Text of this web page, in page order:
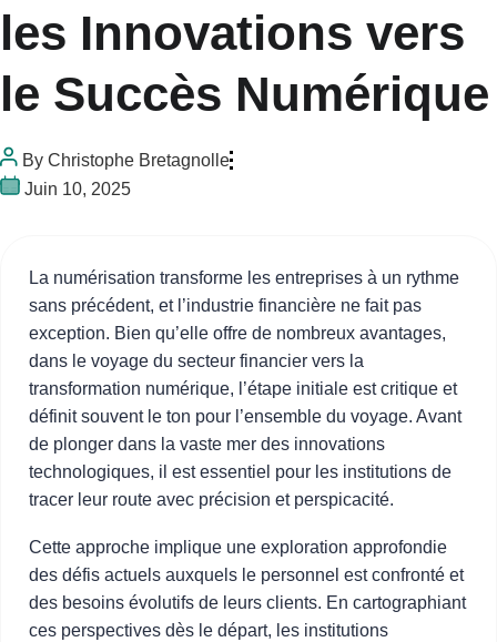
les Innovations vers
le Succès Numérique
By Christophe Bretagnolle
Juin 10, 2025
La numérisation transforme les entreprises à un rythme
sans précédent, et l’industrie financière ne fait pas
exception. Bien qu’elle offre de nombreux avantages,
dans le voyage du secteur financier vers la
transformation numérique, l’étape initiale est critique et
définit souvent le ton pour l’ensemble du voyage. Avant
de plonger dans la vaste mer des innovations
technologiques, il est essentiel pour les institutions de
tracer leur route avec précision et perspicacité.
Cette approche implique une exploration approfondie
des défis actuels auxquels le personnel est confronté et
des besoins évolutifs de leurs clients. En cartographiant
ces perspectives dès le départ, les institutions